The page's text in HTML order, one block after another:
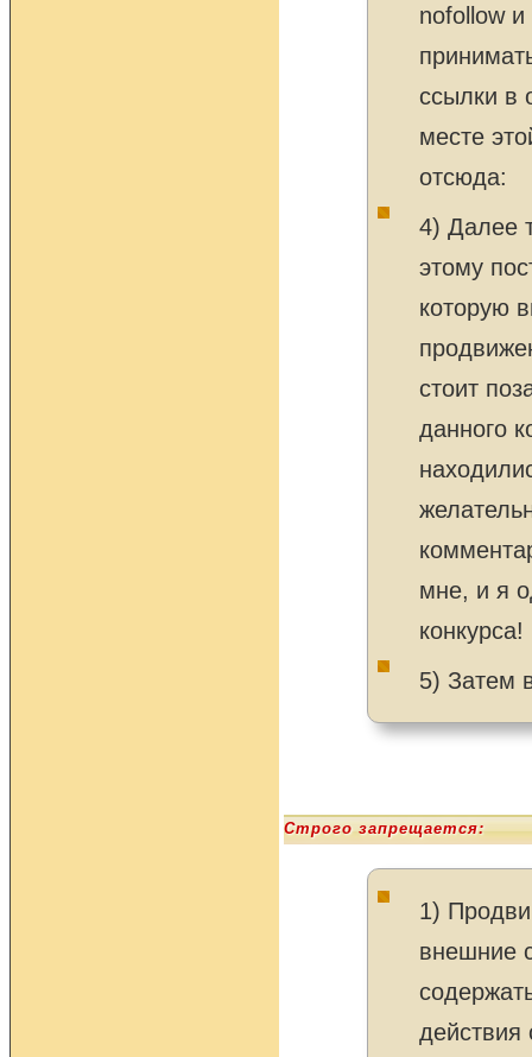
nofollow и
ссылки в
месте
отсюда:
4) Далее
этому
которую
стоит
данного
мне, и я
конкурса!
5) Затем
Строго запрещается:
1)
внешние
действия